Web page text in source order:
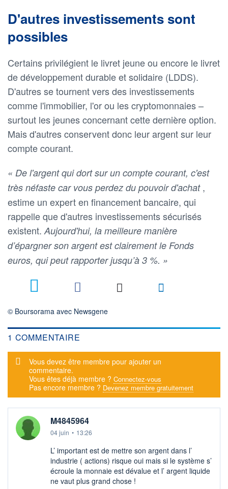
D'autres investissements sont
possibles
Certains privilégient le livret jeune ou encore le livret
de développement durable et solidaire (LDDS).
D'autres se tournent vers des investissements
comme l'immobilier, l'or ou les cryptomonnaies –
surtout les jeunes concernant cette dernière option.
Mais d'autres conservent donc leur argent sur leur
compte courant.
« De l'argent qui dort sur un compte courant, c'est
très néfaste car vous perdez du pouvoir d'achat ,
estime un expert en financement bancaire, qui
rappelle que d'autres investissements sécurisés
existent.Aujourd'hui, la meilleure manière
d’épargner son argent est clairement le Fonds
euros, qui peut rapporter jusqu’à 3 %. »
© Boursorama avec Newsgene
1 COMMENTAIRE
Message d'alerte
Vous devez être membre pour ajouter un
commentaire.
Vous êtes déjà membre ? Connectez-vous
Pas encore membre ? Devenez membre gratuitement
M4845964
04 juin • 13:26
L’ important est de mettre son argent dans l’
industrie ( actions) risque oui mais si le système s’
écroule la monnaie est dévalue et l’ argent liquide
ne vaut plus grand chose !